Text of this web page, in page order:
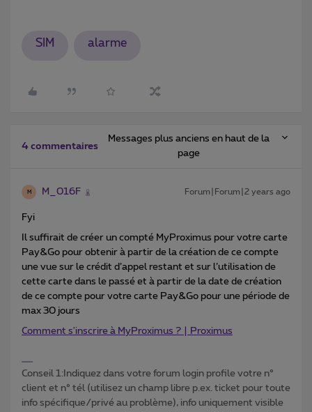
SIM alarme
4 commentaires
Messages plus anciens en haut de la
page
M M_016F Forum|Forum|2 years ago
Fyi
Il suffirait de créer un compté MyProximus pour votre carte
Pay&Go pour obtenir à partir de la création de ce compte
une vue sur le crédit d’appel restant et sur l’utilisation de
cette carte dans le passé et à partir de la date de création
de ce compte pour votre carte Pay&Go pour une période de
max 30 jours
Comment s'inscrire à MyProximus ? | Proximus
Conseil 1:Indiquez dans votre forum login profile votre n°
client et n° tél (utilisez un champ libre p.ex. ticket pour toute
info spécifique/privé au problème), info uniquement visible